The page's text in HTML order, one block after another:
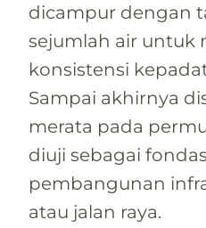
dicampur dengan
sejumlah air untuk
konsistensi
Sampai akhirnya
merata pada
diuji sebagai
pembangunan
atau jalan raya.